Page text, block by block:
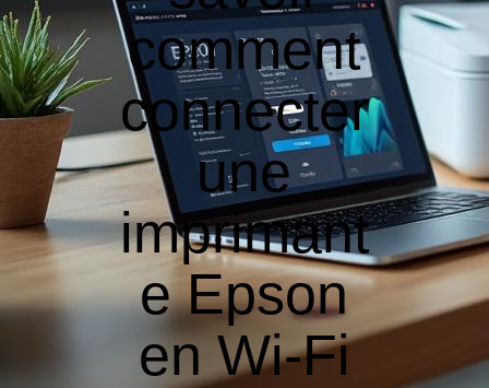
comment
connecter
une
imprimant
e Epson
en Wi-Fi